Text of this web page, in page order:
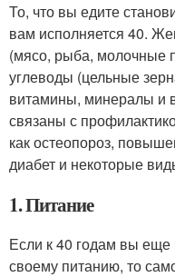
То, что вы едите
вам исполняется 40.
(мясо, рыба, молочные
углеводы (цельные
витамины, минералы и
связаны с
как остеопороз,
диабет и некоторые
1. Питание
Если к 40 годам вы еще
своему питанию, то